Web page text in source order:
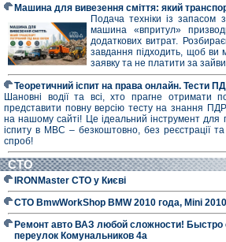
Машина для вивезення сміття: який
Подача техніки із запасом
машина «впритул»
додаткових витрат.
завдання підходить, щоб ви
заявку та не платити за
Теоретичний іспит на права онлайн. Тести
Шановні водії та всі, хто прагне отримати
представити повну версію тесту на знання
на нашому сайті! Це ідеальний інструмент для
іспиту в МВС – безкоштовно, без реєстрації
спроб!
СТО
IRONMaster СТО у Києві
СТО BmwWorkShop BMW 2010 года, Mini
Ремонт авто ВАЗ любой сложности! Быстро
переулок Комунальников 4а